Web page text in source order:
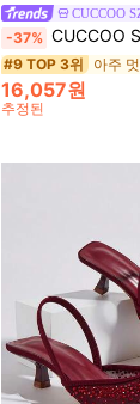
CUCCOO
-37% CUCCOO SZL 여성용 다크 레드 패션 클래
#9 TOP 3위 아주
16,057원
추정된